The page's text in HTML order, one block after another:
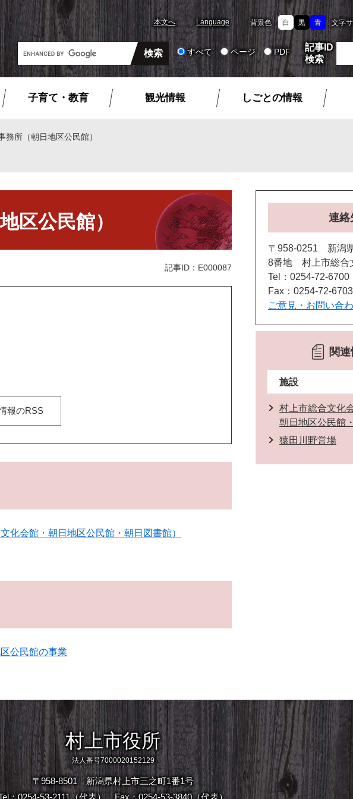
本文へ Language 背景色 白 黒 青 文字
G
o
o
カ
検
すべて ページ PDF
記事ID
検索
子育て・教育 観光情報 しごとの情報
務所（朝日地区公民館）
区公民館）
記事ID：E000087
報のRSS
化会館・朝日地区公民館・朝日図書館）
公民館の事業
連絡
〒958-0251 新潟
8番地 村上市総合
Tel：0254-72-6700
Fax：0254-72-6703
ご意見・お問い合
関
施設
村上市総合文化
朝日地区公民館
猿田川野営場
村上市役所
法人番号7000020152129
〒958-8501 新潟県村上市三之町1番1号
：0254-53-2111（代表）
Fax：0254-53-3840（代表）